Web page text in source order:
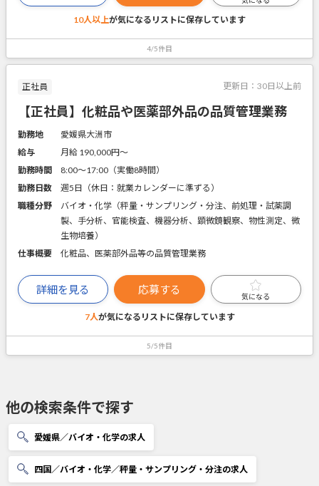
10人以上が気になるリストに保存しています
4/5件目
正社員 更新日： 30日以上前
【正社員】化粧品や医薬部外品の品質管理業務
勤務地
愛媛県大洲市
給与
月給 190,000円〜
勤務時間
8:00～17:00（実働8時間）
勤務日数
週5日（休日：就業カレンダーに準ずる）
職種分野
バイオ・化学（秤量・サンプリング・分注、前処理・試薬調
製、手分析、官能検査、機器分析、顕微鏡観察、物性測定、微
生物培養）
仕事概要
化粧品、医薬部外品等の品質管理業務
詳細を見る 応募する
気になる
7人が気になるリストに保存しています
5/5件目
他の検索条件で探す
愛媛県／バイオ・化学の求人
四国／バイオ・化学／秤量・サンプリング・分注の求人